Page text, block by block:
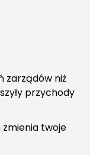
zarządów niż
przychody
zmienia twoje